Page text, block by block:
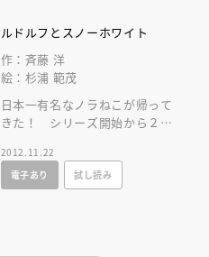
ルドルフとスノーホワイト
作：斉藤 洋
絵：杉浦 範茂
日本一有名なノラねこが帰って
きた！ シリーズ開始から２５
ぴり成長したルドルフたちが活
躍します。
2012.11.22
電子あり
試し読み